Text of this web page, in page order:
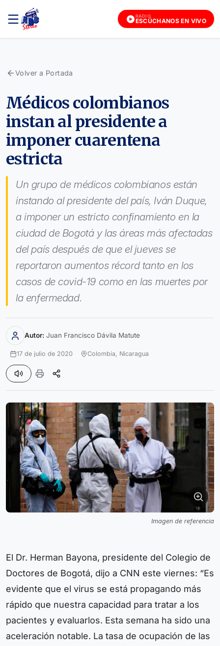
RADIO
ESCÚCHANOS EN VIVO
Volver a Portada
Médicos colombianos
instan al presidente a
imponer cuarentena
estricta
Un grupo de médicos colombianos están
instando al presidente del país, Iván Duque,
a imponer un estricto confinamiento en la
ciudad de Bogotá y las áreas más afectadas
del país después de que el jueves se
reportaron aumentos récord tanto en los
casos de covid-19 como en las muertes por
la enfermedad.
Autor: Juan Francisco Dávila Matute
17 de julio de 2020 Colombia, Nicaragua
Imagen de referencia
El Dr. Herman Bayona, presidente del Colegio de
Doctores de Bogotá, dijo a CNN este viernes: “Es
evidente que el virus se está propagando más
rápido que nuestra capacidad para tratar a los
pacientes y evaluarlos. Esta semana ha sido una
aceleración notable. La tasa de ocupación de las